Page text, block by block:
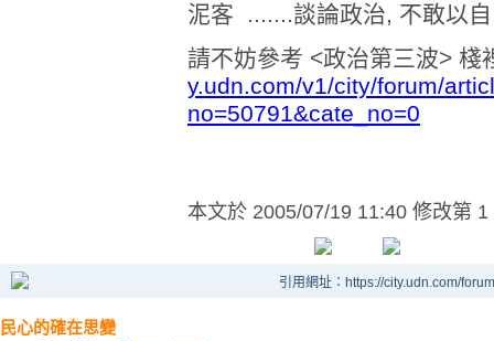
泥客 .......談論政治, 不敢以
請不妨參考 <政治第三波>
y.udn.com/v1/city/forum/
no=50791&cate_no=0
本文於 2005/07/19 11:40 修改第 1
引用網址：https://city.udn.com/
民心的確在思變